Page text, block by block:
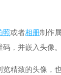
照或者相册制作
，并嵌入头像。
精致的头像，